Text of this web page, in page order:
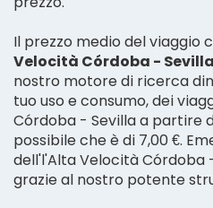
Il prezzo medio del viaggio
Velocità Córdoba - Sevilla
nostro motore di ricerca
tuo uso e consumo, dei
Córdoba - Sevilla a partire
possibile che è di 7,00 €.
dell'l'Alta Velocità Córdoba
grazie al nostro potente